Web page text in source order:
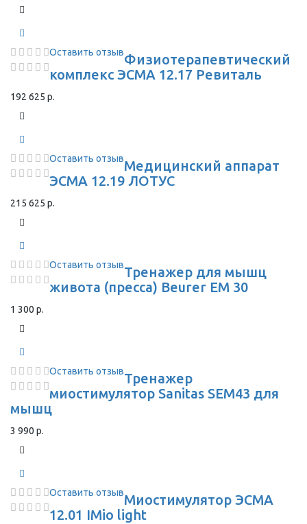
Оставить отзывФизиотерапевтический
комплекс ЭСМА 12.17 Ревиталь
192 625 р.
Оставить отзывМедицинский аппарат
ЭСМА 12.19 ЛОТУС
215 625 р.
Оставить отзывТренажер для мышц
живота (пресса) Beurer EM 30
1 300 р.
Оставить отзывТренажер
миостимулятор Sanitas SEM43 для
мышц
3 990 р.
Оставить отзывМиостимулятор ЭСМА
12.01 IMio light